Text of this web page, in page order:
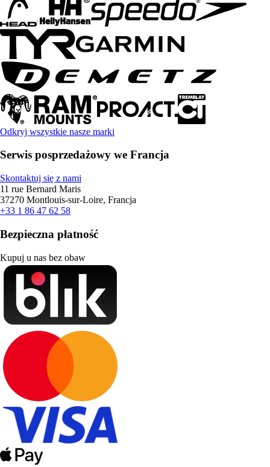
Odkryj wszystkie nasze marki
Serwis posprzedażowy we Francja
Skontaktuj się z nami
11 rue Bernard Maris
37270 Montlouis-sur-Loire, Francja
+33 1 86 47 62 58
Bezpieczna płatność
Kupuj u nas bez obaw